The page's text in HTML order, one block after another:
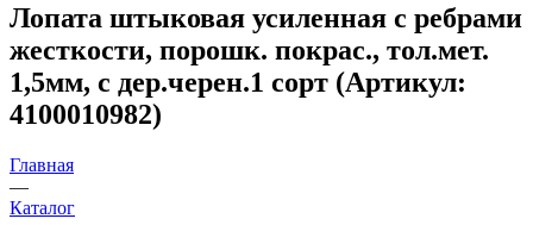
Лопата штыковая усиленная с ребрами
жесткости, порошк. покрас., тол.мет.
1,5мм, с дер.черен.1 сорт (Артикул:
4100010982)
Главная
—
Каталог